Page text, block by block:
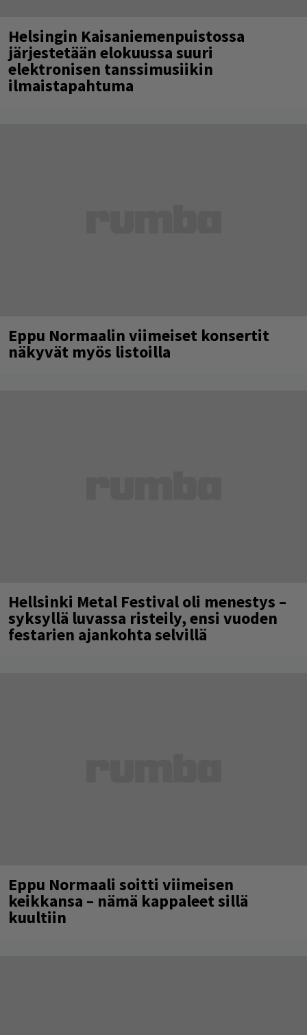
Helsingin Kaisaniemenpuistossa
järjestetään elokuussa suuri
elektronisen tanssimusiikin
ilmaistapahtuma
Eppu Normaalin viimeiset konsertit
näkyvät myös listoilla
Hellsinki Metal Festival oli menestys –
syksyllä luvassa risteily, ensi vuoden
festarien ajankohta selvillä
Eppu Normaali soitti viimeisen
keikkansa – nämä kappaleet sillä
kuultiin